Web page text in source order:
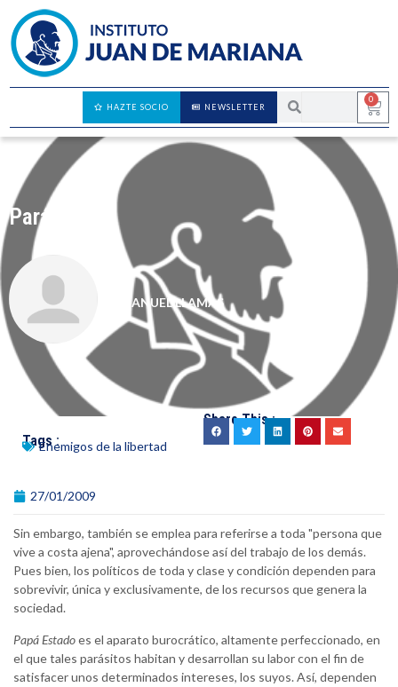
0
NEWSLETTER
HAZTE SOCIO
Parásitos
MANUEL LLAMAS
Tags :Enemigos de la libertad
Share This :
27/01/2009
Sin embargo, también se emplea para referirse a toda "persona que
vive a costa ajena", aprovechándose así del trabajo de los demás.
Pues bien, los políticos de toda y clase y condición dependen para
sobrevivir, única y exclusivamente, de los recursos que genera la
sociedad.
Papá Estadoes el aparato burocrático, altamente perfeccionado, en
el que tales parásitos habitan y desarrollan su labor con el fin de
satisfacer unos determinados intereses, los suyos. Así, dependen